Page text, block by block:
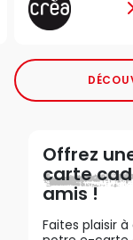
Offrez
carte
amis !
Faites plaisir